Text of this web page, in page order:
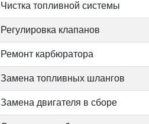
Чистка топливной системы
Регулировка клапанов
Ремонт карбюратора
Замена топливных шлангов
Замена двигателя в сборе